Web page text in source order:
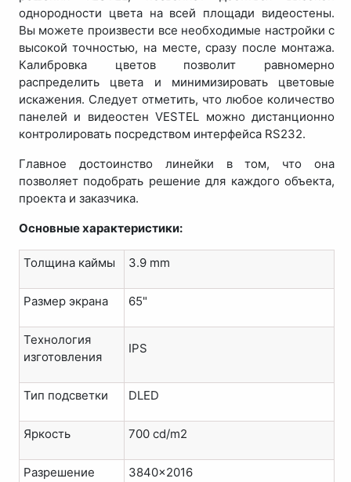
однородности цвета на всей площади видеостены.
Вы можете произвести все необходимые настройки с
высокой точностью, на месте, сразу после монтажа.
Калибровка цветов позволит равномерно
распределить цвета и минимизировать цветовые
искажения. Следует отметить, что любое количество
панелей и видеостен VESTEL можно дистанционно
контролировать посредством интерфейса RS232.
Главное достоинство линейки в том, что она
позволяет подобрать решение для каждого объекта,
проекта и заказчика.
Основные характеристики:
Толщина каймы 3.9 mm
Размер экрана 65"
Технология
изготовления
IPS
Тип подсветки DLED
Яркость 700 cd/m2
Разрешение 3840x2016